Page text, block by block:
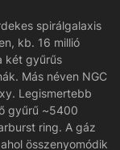
spirálgalaxis
kb. 16 millió
két gyűrűs
Más néven NGC
Legismertebb
gyűrű ~5400
ring. A gáz
összenyomódik